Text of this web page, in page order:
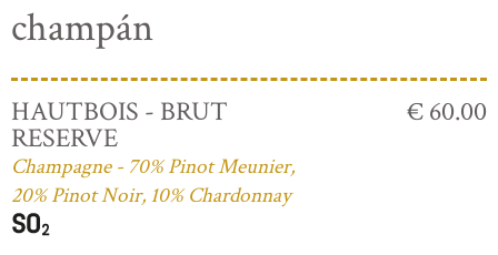
champán
HAUTBOIS - BRUT
RESERVE
Champagne - 70% Pinot Meunier,
20% Pinot Noir, 10% Chardonnay
€ 60.00